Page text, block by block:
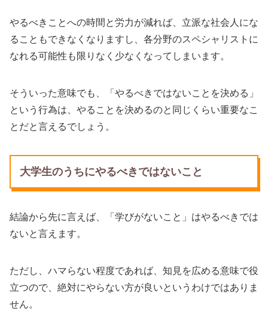
やるべきことへの時間と労力が減れば、立派な社会人にな
ることもできなくなりますし、各分野のスペシャリストに
なれる可能性も限りなく少なくなってしまいます。
そういった意味でも、「やるべきではないことを決める」
という行為は、やることを決めるのと同じくらい重要なこ
とだと言えるでしょう。
大学生のうちにやるべきではないこと
結論から先に言えば、「学びがないこと」はやるべきでは
ないと言えます。
ただし、ハマらない程度であれば、知見を広める意味で役
立つので、絶対にやらない方が良いというわけではありま
せん。